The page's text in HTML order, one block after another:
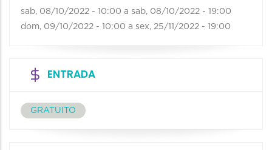
sab, 08/10/2022 - 10:00 a sab, 08/10/2022 - 19:00
dom, 09/10/2022 - 10:00 a sex, 25/11/2022 - 19:00
ENTRADA
GRATUITO